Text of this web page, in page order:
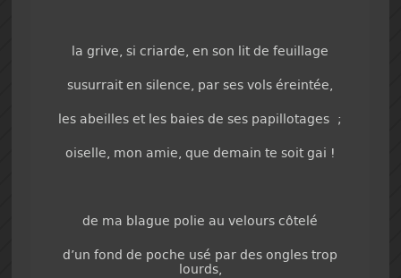
la grive, si criarde, en son lit de feuillage
susurrait en silence, par ses vols éreintée,
les abeilles et les baies de ses papillotages ;
oiselle, mon amie, que demain te soit gai !
de ma blague polie au velours côtelé
d’un fond de poche usé par des ongles trop
lourds,